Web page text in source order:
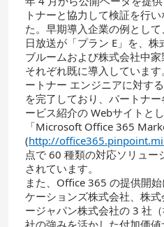
トナーと協力して検証を行
た。早期導入企業の例とし
日放送が「プラン E」を、株
ブルームおよび株式会社中家
それぞれ既に導入していま
ートナー エンジニアに対す
を完了しており、パートナ
ービス紹介の Webサイトと
「Microsoft Office 365
(http://
点で 60 種類の対応ソリュー
されています。
また、Office 365 の提供開
ケーションズ株式会社、株
ージャパン株式会社の 3 社
社の強みを活かした付加価